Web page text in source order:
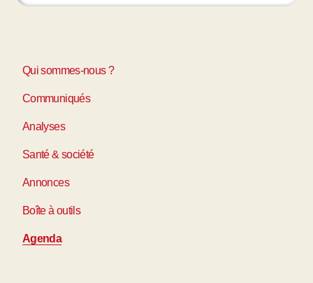
Qui sommes-nous ?
Communiqués
Analyses
Santé & société
Annonces
Boîte à outils
Agenda